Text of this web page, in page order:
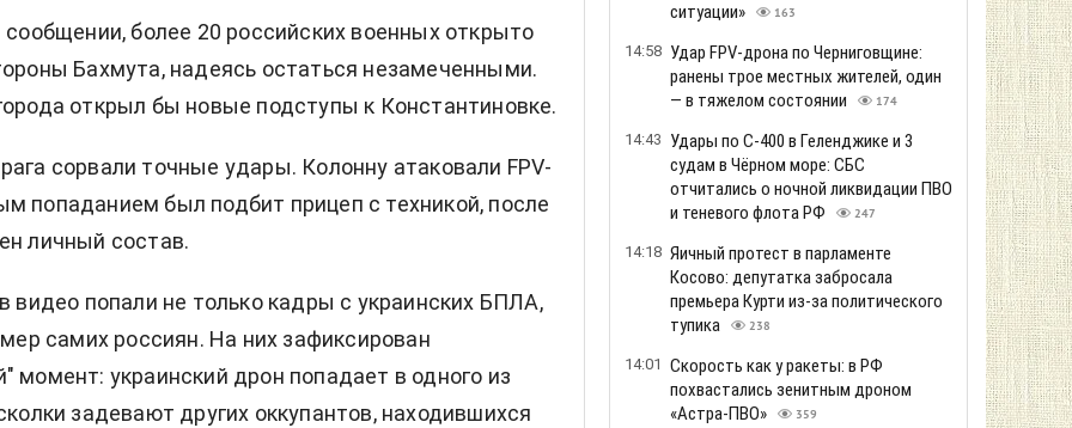
сообщении, более 20 российских военных открыто
Бахмута, надеясь остаться незамеченными.
открыл бы новые подступы к Константиновке.
сорвали точные удары. Колонну атаковали FPV-
попаданием был подбит прицеп с техникой, после
личный состав.
видео попали не только кадры с украинских БПЛА,
самих россиян. На них зафиксирован
момент: украинский дрон попадает в одного из
задевают других оккупантов, находившихся
ситуации»
163
14:58 Удар FPV-дрона по Черниговщине:
ранены трое местных жителей, один
— в тяжелом состоянии
174
14:43 Удары по С-400 в Геленджике и 3
судам в Чёрном море: СБС
отчитались о ночной ликвидации ПВО
и теневого флота РФ
247
14:18 Яичный протест в парламенте
Косово: депутатка забросала
премьера Курти из-за политического
тупика
238
14:01 Скорость как у ракеты: в РФ
похвастались зенитным дроном
«Астра-ПВО»
359